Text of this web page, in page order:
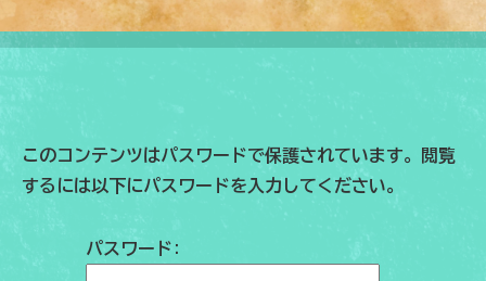
このコンテンツはパスワードで保護されています。閲覧
するには以下にパスワードを入力してください。
パスワード: